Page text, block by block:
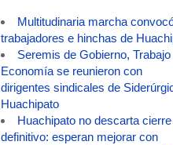
Multitudinaria marcha
trabajadores e hinchas de
Seremis de Gobierno, Trabajo
Economía se reunieron con
dirigentes sindicales de
Huachipato
Huachipato no descarta cierre
definitivo: esperan mejorar con